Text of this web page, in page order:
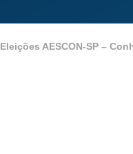
Eleições AESCON-SP –